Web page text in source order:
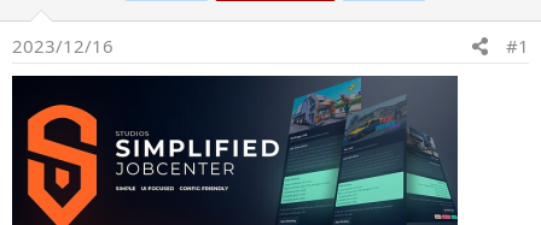
2023/12/16 #1